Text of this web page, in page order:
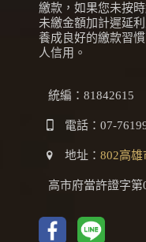
繳款，如果您未按
未繳金額加計遲延
養成良好的繳款習
人信用。
統編：81842615
電話： 07-
地址： 802高
高市府當許證字第